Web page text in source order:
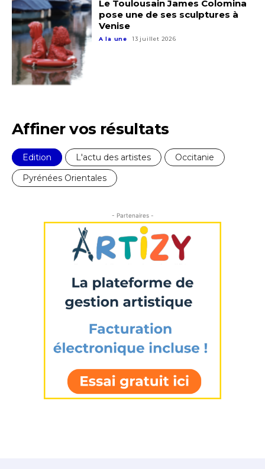
J'accepte lestermes et conditions
* Champ obligatoire
Nom
Prénom
Statut / Organisation
J'accepte les termes et conditions
* Champ obligatoire
Le Toulousain James Colomina
pose une de ses sculptures à
Venise
A la une 13 juillet 2026
Affiner vos résultats
Edition L'actu des artistes
Occitanie
Pyrénées Orientales
- Partenaires -